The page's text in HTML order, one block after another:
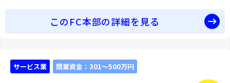
このFC本部の詳細を見る
サービス業 開業資金：301～500万円